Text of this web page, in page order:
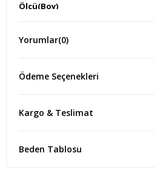
Ölçü(Boy)
Yorumlar(0)
Ödeme Seçenekleri
Kargo & Teslimat
Beden Tablosu